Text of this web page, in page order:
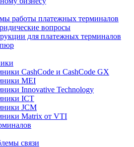
работы платежных терминалов
вопросы
для платежных терминалов
CashCode и CashCode GX
MEI
Innovative Technology
ICT
JCM
Matrix от VTI
связи